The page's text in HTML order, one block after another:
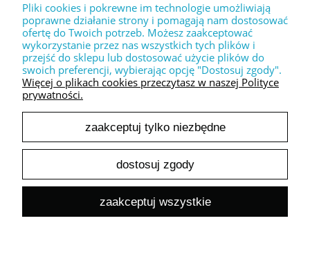
PŁATNOŚCI I DOSTAWA
INFORMACJE
O NAS
pokaż pełną wersję strony
Sklep internetowy Shoper.pl
Pliki cookies i pokrewne im technologie umożliwiają
poprawne działanie strony i pomagają nam dostosować
ofertę do Twoich potrzeb. Możesz zaakceptować
wykorzystanie przez nas wszystkich tych plików i
przejść do sklepu lub dostosować użycie plików do
swoich preferencji, wybierając opcję "Dostosuj zgody".
Więcej o plikach cookies przeczytasz w naszej Polityce
prywatności.
zaakceptuj tylko niezbędne
dostosuj zgody
zaakceptuj wszystkie